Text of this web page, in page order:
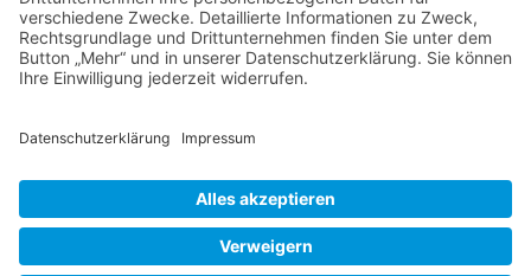
RECHTLICHES
kontakt
impressum